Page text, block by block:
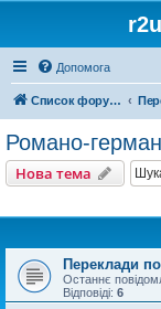
Допомога
Список форумів
Романо-
Нова тема
Переклади
Останнє
Відповіді: 6